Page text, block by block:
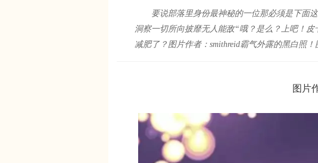
要说部落里身份最神秘的一位那必须是下面
洞察一切所向披靡无人能敌“哦？是么？上吧！
减肥了？图片作者：smithreid霸气外露的黑白照！
图片